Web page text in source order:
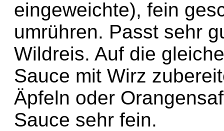
eingeweichte), fein
umrühren. Passt sehr
Wildreis. Auf die
Sauce mit Wirz
Äpfeln oder
Sauce sehr fein.